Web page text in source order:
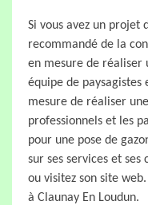
Si vous avez un projet
recommandé de la
en mesure de réaliser
équipe de
mesure de réaliser
professionnels et les
pour une pose de
sur ses services et
ou visitez son site
à Claunay En Loudun.